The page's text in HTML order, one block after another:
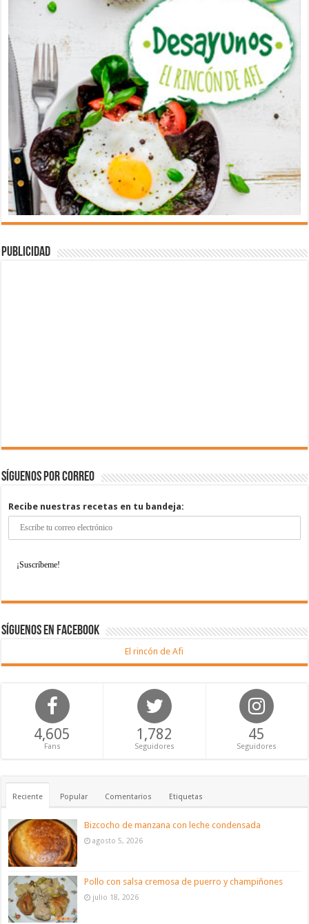
Publicidad
Síguenos por correo
Recibe nuestras recetas en tu bandeja:
Síguenos en Facebook
El rincón de Afi
4,605
Fans
1,782
Seguidores
45
Seguidores
Reciente Popular Comentarios Etiquetas
Bizcocho de manzana con leche condensada
agosto 5, 2026
Pollo con salsa cremosa de puerro y champiñones
julio 18, 2026